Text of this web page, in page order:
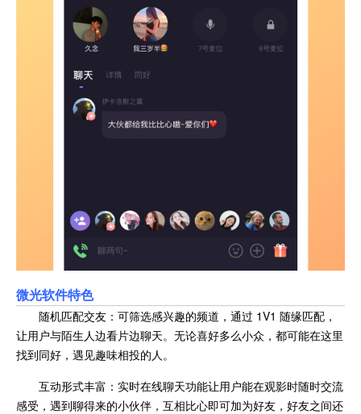
微光软件特色
随机匹配交友：可筛选感兴趣的频道，通过 1V1 随缘匹配，
让用户与陌生人边看片边聊天。无论喜好多么小众，都可能在这里
找到同好，遇见趣味相投的人。
互动形式丰富：实时在线聊天功能让用户能在观影时随时交流
感受，遇到聊得来的小伙伴，互相比心即可加为好友，好友之间还